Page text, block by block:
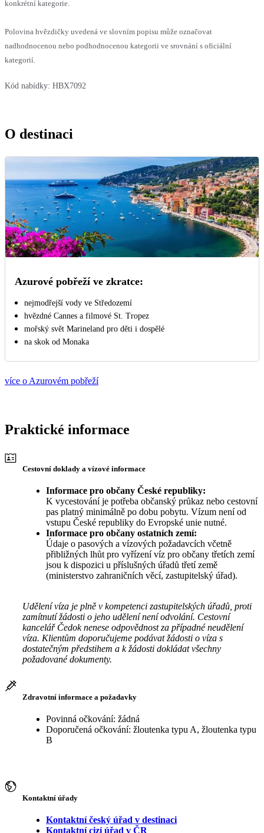
konkrétní kategorie.
Polovina hvězdičky uvedená ve slovním popisu může označovat
nadhodnocenou nebo podhodnocenou kategorii ve srovnání s oficiální
kategorií.
Kód nabídky: HBX7092
O destinaci
Azurové pobřeží ve zkratce:
nejmodřejší vody ve Středozemí
hvězdné Cannes a filmové St. Tropez
mořský svět Marineland pro děti i dospělé
na skok od Monaka
více o Azurovém pobřeží
Praktické informace
Cestovní doklady a vízové informace
Informace pro občany České republiky:
K vycestování je potřeba občanský průkaz nebo cestovní
pas platný minimálně po dobu pobytu. Vízum není od
vstupu České republiky do Evropské unie nutné.
Informace pro občany ostatních zemí:
Údaje o pasových a vízových požadavcích včetně
přibližných lhůt pro vyřízení víz pro občany třetích zemí
jsou k dispozici u příslušných úřadů třetí země
(ministerstvo zahraničních věcí, zastupitelský úřad).
Udělení víza je plně v kompetenci zastupitelských úřadů, proti
zamítnutí žádosti o jeho udělení není odvolání. Cestovní
kancelář Čedok nenese odpovědnost za případné neudělení
víza. Klientům doporučujeme podávat žádosti o víza s
dostatečným předstihem a k žádosti dokládat všechny
požadované dokumenty.
Zdravotní informace a požadavky
Povinná očkování: žádná
Doporučená očkování: žloutenka typu A, žloutenka typu
B
Kontaktní úřady
Kontaktní český úřad v destinaci
Kontaktní cizí úřad v ČR